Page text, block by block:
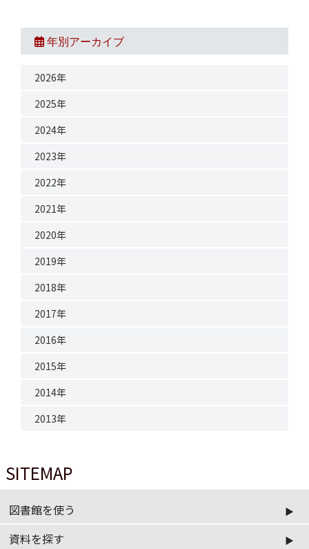
年別アーカイブ
2026年
2025年
2024年
2023年
2022年
2021年
2020年
2019年
2018年
2017年
2016年
2015年
2014年
2013年
SITEMAP
図書館を使う
資料を探す